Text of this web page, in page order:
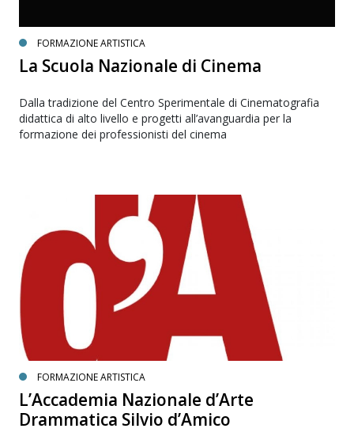
FORMAZIONE ARTISTICA
La Scuola Nazionale di Cinema
Dalla tradizione del Centro Sperimentale di Cinematografia
didattica di alto livello e progetti all’avanguardia per la
formazione dei professionisti del cinema
FORMAZIONE ARTISTICA
L’Accademia Nazionale d’Arte
Drammatica Silvio d’Amico